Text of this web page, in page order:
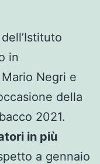
in
Negri e
della
2021.
in più
a gennaio